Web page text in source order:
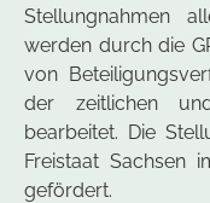
Stellungnahmen
werden durch die
von
der zeitlichen
bearbeitet. Die
Freistaat Sachsen
gefördert.